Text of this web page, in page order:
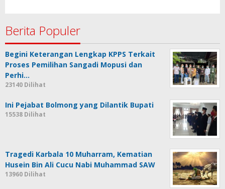
Berita Populer
Begini Keterangan Lengkap KPPS Terkait
Proses Pemilihan Sangadi Mopusi dan
Perhi…
23140 Dilihat
Ini Pejabat Bolmong yang Dilantik Bupati
15538 Dilihat
Tragedi Karbala 10 Muharram, Kematian
Husein Bin Ali Cucu Nabi Muhammad SAW
13960 Dilihat